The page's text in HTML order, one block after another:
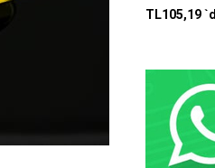
TL105,19